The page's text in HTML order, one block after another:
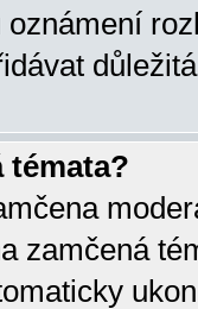
oznámení
témata?
zamčená